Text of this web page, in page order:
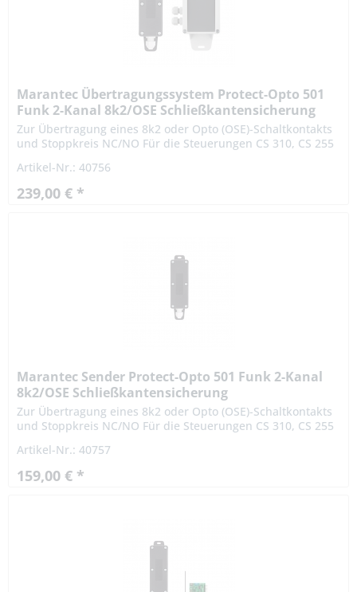
Marantec Übertragungssystem Protect-Opto 501
Funk 2-Kanal 8k2/OSE Schließkantensicherung
Zur Übertragung eines 8k2 oder Opto (OSE)-Schaltkontakts
und Stoppkreis NC/NO Für die Steuerungen CS 310, CS 255
Technische...
Artikel-Nr.: 40756
239,00 € *
Marantec Sender Protect-Opto 501 Funk 2-Kanal
8k2/OSE Schließkantensicherung
Zur Übertragung eines 8k2 oder Opto (OSE)-Schaltkontakts
und Stoppkreis NC/NO Für die Steuerungen CS 310, CS 255
Technische...
Artikel-Nr.: 40757
159,00 € *